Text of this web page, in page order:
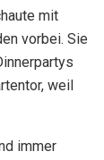
mit
vorbei. Sie
weil
immer